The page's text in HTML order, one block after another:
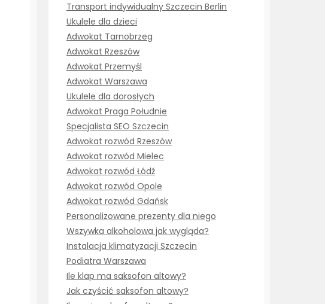
Transport indywidualny Szczecin Berlin
Ukulele dla dzieci
Adwokat Tarnobrzeg
Adwokat Rzeszów
Adwokat Przemyśl
Adwokat Warszawa
Ukulele dla dorosłych
Adwokat Praga Południe
Specjalista SEO Szczecin
Adwokat rozwód Rzeszów
Adwokat rozwód Mielec
Adwokat rozwód Łódź
Adwokat rozwód Opole
Adwokat rozwód Gdańsk
Personalizowane prezenty dla niego
Wszywka alkoholowa jak wygląda?
Instalacja klimatyzacji Szczecin
Podiatra Warszawa
Ile klap ma saksofon altowy?
Jak czyścić saksofon altowy?